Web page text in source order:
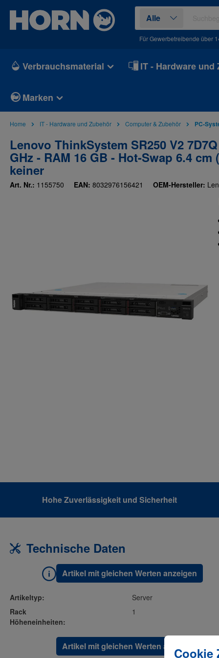
Zur Hauptnavigation springen
Alle
Für Gewerbetreibende über
Verbrauchsmaterial IT - Hardware und
Marken
Home IT - Hardware und Zubehör Computer & Zubehör PC-
Lenovo ThinkSystem SR250 V2
GHz - RAM 16 GB - Hot-Swap 6.4
keiner
Art. Nr.: 1155750 EAN: 8032976156421 OEM-Hersteller:
Hohe Zuverlässigkeit und Sicherheit
Technische Daten
Artikel mit gleichen Werten anzeigen
Artikeltyp:
Server
Rack
Höheneinheiten:
1
Artikel mit gleichen Werten anzeigen
Cookie-
Diese Website
Cookie